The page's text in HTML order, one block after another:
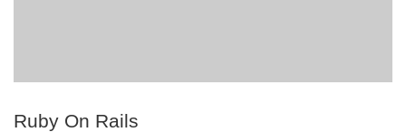
Ruby On Rails